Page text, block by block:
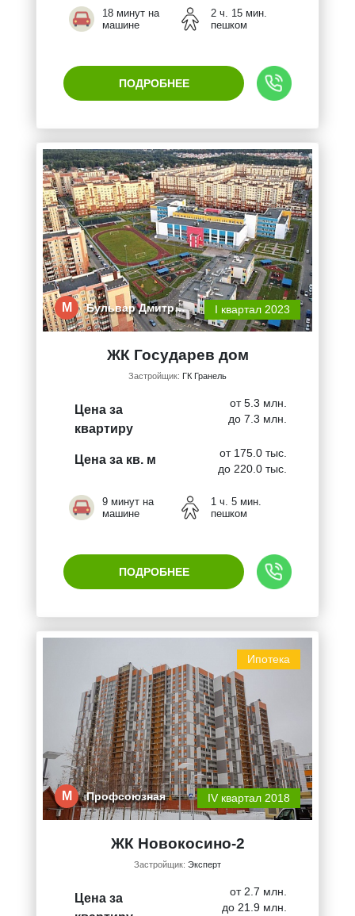
18 минут на
машине
2 ч. 15 мин.
пешком
ПОДРОБНЕЕ
М Бульвар Дмитр… I квартал 2023
ЖК Государев дом
Застройщик: ГК Гранель
Цена за
квартиру
от 5.3 млн.
до 7.3 млн.
Цена за кв. м
от 175.0 тыс.
до 220.0 тыс.
9 минут на
машине
1 ч. 5 мин.
пешком
ПОДРОБНЕЕ
Ипотека
М Профсоюзная IV квартал 2018
ЖК Новокосино-2
Застройщик: Эксперт
Цена за
от 2.7 млн.
до 21.9 млн.